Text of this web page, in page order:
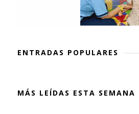
ENTRADAS POPULARES
MÁS LEÍDAS ESTA SEMANA